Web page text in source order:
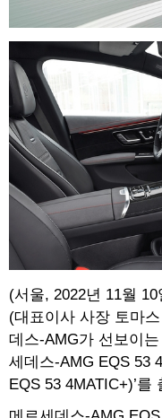
(서울, 2022년 11월
(대표이사 사장 토마
데스-AMG가 선보이
세데스-AMG EQS 53
EQS 53 4MATIC+)’를